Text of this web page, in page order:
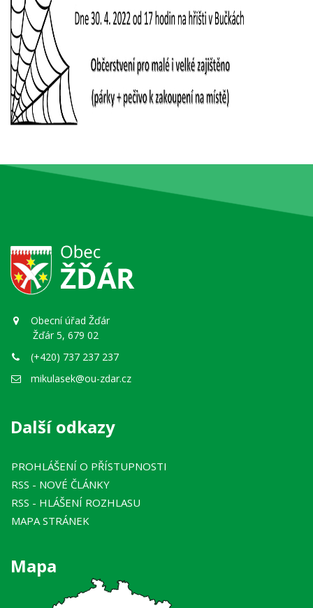
Obecní úřad Žďár
Žďár 5, 679 02
(+420) 737 237 237
mikulasek@ou-zdar.cz
Další odkazy
PROHLÁŠENÍ O PŘÍSTUPNOSTI
RSS - NOVÉ ČLÁNKY
RSS - HLÁŠENÍ ROZHLASU
MAPA STRÁNEK
Mapa